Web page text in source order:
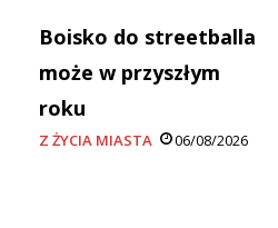
Boisko do streetballa
może w przyszłym
roku
Z ŻYCIA MIASTA 06/08/2026